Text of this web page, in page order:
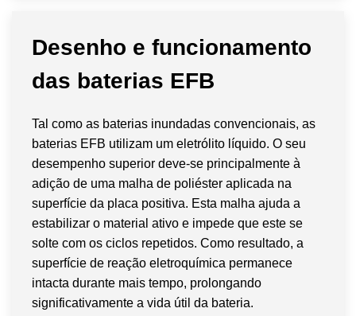
Desenho e funcionamento
das baterias EFB
Tal como as baterias inundadas convencionais, as
baterias EFB utilizam um eletrólito líquido. O seu
desempenho superior deve-se principalmente à
adição de uma malha de poliéster aplicada na
superfície da placa positiva. Esta malha ajuda a
estabilizar o material ativo e impede que este se
solte com os ciclos repetidos. Como resultado, a
superfície de reação eletroquímica permanece
intacta durante mais tempo, prolongando
significativamente a vida útil da bateria.